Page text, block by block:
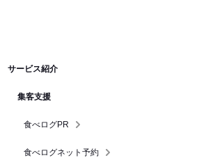
サービス紹介
集客支援
食べログPR
食べログネット予約